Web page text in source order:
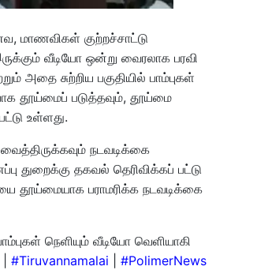
மாணவிகள் குற்றச்சாட்டு
வீடியோ ஒன்று வைரலாக பரவி
அதை சுற்றிய பகுதியில் பாம்புகள்
தூய்மைப் படுத்தவும், தூய்மை
உள்ளது.
நடவடிக்கை
துறைக்கு தகவல் தெரிவிக்கப் பட்டு
தூய்மையாக பராமரிக்க நடவடிக்கை
நெளியும் வீடியோ வெளியாகி
|#Tiruvannamalai |#PolimerNews